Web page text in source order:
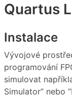
Quartus
Instalace
Vývojové
programování
simulovat
Simulator” nebo